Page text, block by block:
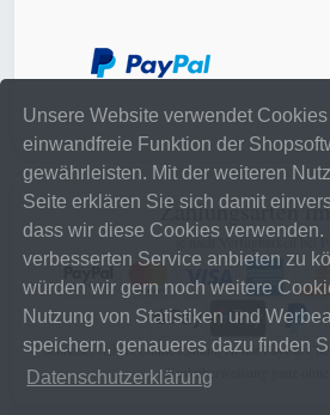
Unsere Website verwendet
einwandfreie Funktion der
gewährleisten. Mit der weiteren
Seite erklären Sie sich damit
dass wir diese Cookies verwenden.
verbesserten Service anbieten zu
würden wir gern noch weitere
Nutzung von Statistiken und
speichern, genaueres dazu finden
Datenschutzerklärung
Zahlungsarten
je nach Verfügbarkeit bei
schnelle, sichere online Zahlungen mit PayPal
Banküberweisung ganz ohne